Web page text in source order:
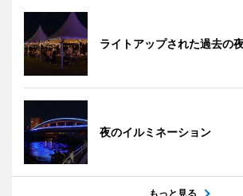
ライトアップされた過去の
夜のイルミネーション
もっと見る